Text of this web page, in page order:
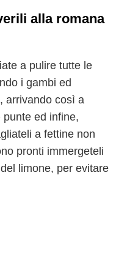
alla romana
a pulire tutte le
i gambi ed
arrivando così a
ed infine,
a fettine non
pronti immergeteli
limone, per evitare